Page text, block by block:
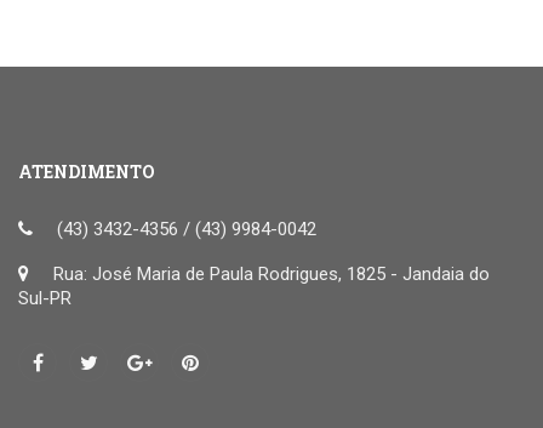
ATENDIMENTO
(43) 3432-4356 / (43) 9984-0042
Rua: José Maria de Paula Rodrigues, 1825 - Jandaia do
Sul-PR